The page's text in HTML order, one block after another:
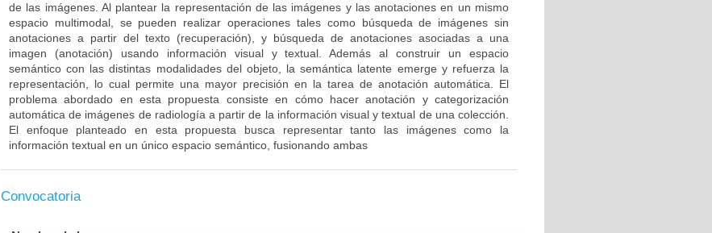
de las imágenes. Al plantear la representación de las imágenes y las anotaciones en un mismo
espacio multimodal, se pueden realizar operaciones tales como búsqueda de imágenes sin
anotaciones a partir del texto (recuperación), y búsqueda de anotaciones asociadas a una
imagen (anotación) usando información visual y textual. Además al construir un espacio
semántico con las distintas modalidades del objeto, la semántica latente emerge y refuerza la
representación, lo cual permite una mayor precisión en la tarea de anotación automática. El
problema abordado en esta propuesta consiste en cómo hacer anotación y categorización
automática de imágenes de radiología a partir de la información visual y textual de una colección.
El enfoque planteado en esta propuesta busca representar tanto las imágenes como la
información textual en un único espacio semántico, fusionando ambas
Convocatoria